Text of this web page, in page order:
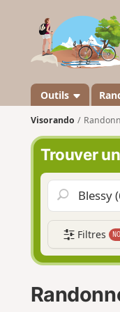
Outils
Visorando
Trouver
Filtres